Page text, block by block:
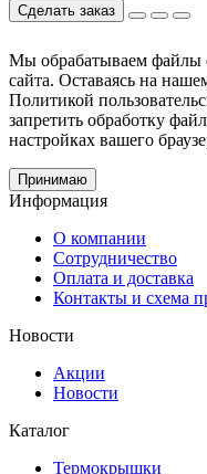
Сделать заказ
Мы обрабатываем файлы
сайта. Оставаясь на
Политикой
запретить обработку
настройках вашего
Принимаю
Информация
О компании
Сотрудничество
Оплата и доставка
Контакты и схема
Новости
Акции
Новости
Каталог
Термокрышки